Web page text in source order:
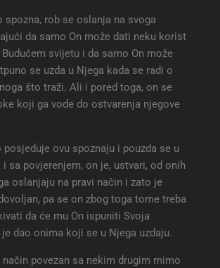
spozna, rob se oslanja na svoga
da samo On može dati neku korist
svijetu i da samo On može
se uzda u Njega kada se radi o
što traži. Ali i pored toga, on se
koji ga vode do ostvarenja njegove
posjeduje ovu spoznaju i pouzda se u
sa povjerenjem, on je, ustvari, od onih
oslanjaju na pravi način i zato je
pa se on zbog toga tome treba
da će mu On ispuniti Svoja
dao onima koji se u Njega uzdaju.
povezan sa nekim drugim mimo